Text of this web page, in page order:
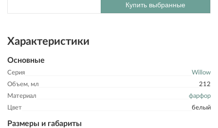
Купить выбранные
Характеристики
Основные
Серия
Willow
Объем, мл
212
Материал
фарфор
Цвет
белый
Размеры и габариты